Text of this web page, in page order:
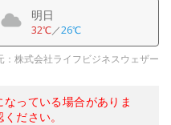
明日
32℃／26℃
：株式会社ライフビジネスウェザー
っている場合がありま
ださい。